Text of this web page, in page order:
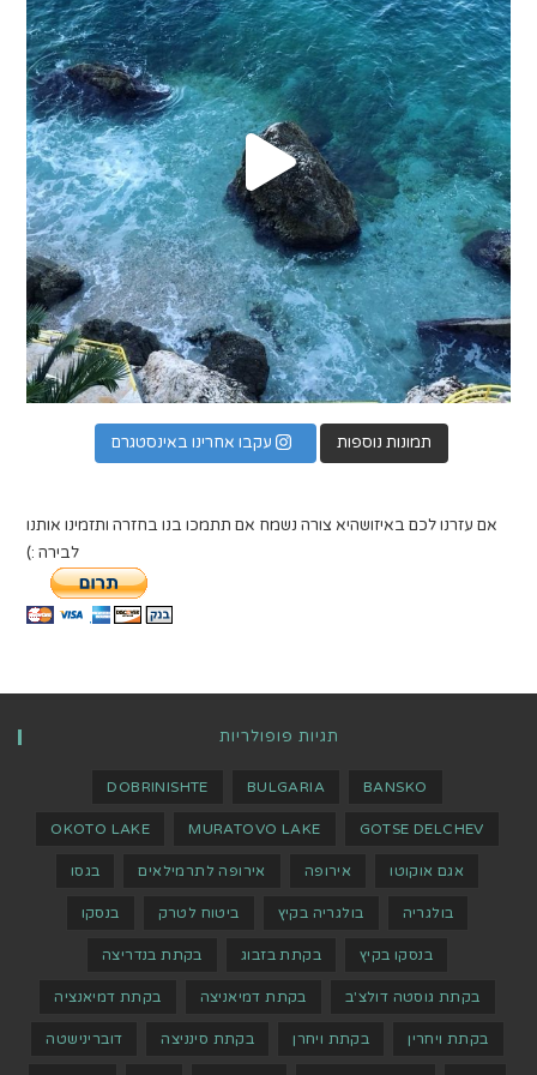
תמונות נוספות עקבו אחרינו באינסטגרם
אם עזרנו לכם באיזושהיא צורה נשמח אם תתמכו בנו בחזרה ותזמינו אותנו
לבירה :)
תגיות פופולריות
BANSKO
BULGARIA
DOBRINISHTE
GOTSE DELCHEV
MURATOVO LAKE
OKOTO LAKE
אגם אוקוטו אירופה אירופה לתרמילאים בגסו
בולגריה בולגריה בקיץ ביטוח לטרק בנסקו
בנסקו בקיץ בקתת בזבוג בקתת בנדריצה
בקתת גוסטה דולצ'ב בקתת דמיאניצה בקתת דמיאנציה
בקתת ויחרין בקתת ויחרן בקתת סינניצה דוברינישטה